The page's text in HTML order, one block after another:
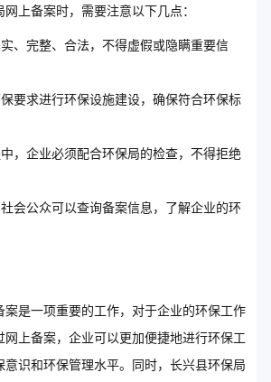
上备案时，需要注意以下几点：
、完整、合法，不得虚假或隐瞒重要信
要求进行环保设施建设，确保符合环保标
，企业必须配合环保局的检查，不得拒绝
会公众可以查询备案信息，了解企业的环
案是一项重要的工作，对于企业的环保工作
上备案，企业可以更加便捷地进行环保工
识和环保管理水平。同时，长兴县环保局